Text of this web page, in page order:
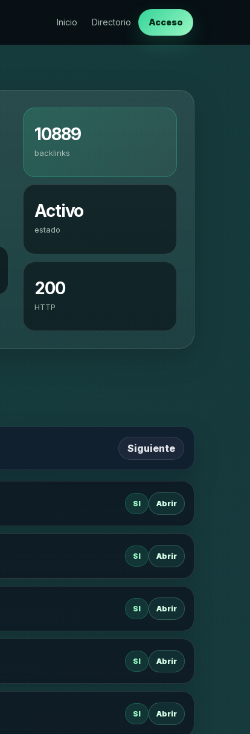
Inicio Directorio Acceso
10889
backlinks
Activo
estado
200
HTTP
Siguiente
SI Abrir
SI Abrir
SI Abrir
SI Abrir
SI Abrir